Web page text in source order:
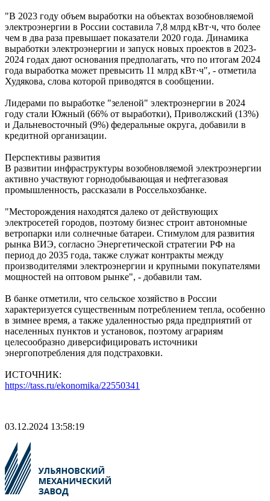
"В 2023 году объем выработки на объектах возобновляемой
электроэнергии в России составила 7,8 млрд кВт·ч, что более
чем в два раза превышает показатели 2020 года. Динамика
выработки электроэнергии и запуск новых проектов в 2023-
2024 годах дают основания предполагать, что по итогам 2024
года выработка может превысить 11 млрд кВт·ч", - отметила
Худякова, слова которой приводятся в сообщении.
Лидерами по выработке "зеленой" электроэнергии в 2024
году стали Южный (66% от выработки), Приволжский (13%)
и Дальневосточный (9%) федеральные округа, добавили в
кредитной организации.
Перспективы развития
В развитии инфраструктуры возобновляемой электроэнергии
активно участвуют горнодобывающая и нефтегазовая
промышленность, рассказали в Россельхозбанке.
"Месторождения находятся далеко от действующих
электросетей городов, поэтому бизнес строит автономные
ветропарки или солнечные батареи. Стимулом для развития
рынка ВИЭ, согласно Энергетической стратегии РФ на
период до 2035 года, также служат контракты между
производителями электроэнергии и крупными покупателями
мощностей на оптовом рынке", - добавили там.
В банке отметили, что сельское хозяйство в России
характеризуется существенным потреблением тепла, особенно
в зимнее время, а также удаленностью ряда предприятий от
населенных пунктов и установок, поэтому аграриям
целесообразно диверсифицировать источники
энергопотребления для подстраховки.
ИСТОЧНИК:
https://tass.ru/ekonomika/22550341
03.12.2024 13:58:19